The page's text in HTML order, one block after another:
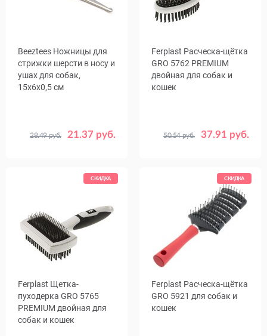
Beeztees Ножницы для
стрижки шерсти в носу и
ушах для собак,
15x6x0,5 см
21.37 руб.
28.49 руб.
Ferplast Расческа-щётка
GRO 5762 PREMIUM
двойная для собак и
кошек
37.91 руб.
50.54 руб.
СКИДКА
Ferplast Щетка-
пуходерка GRO 5765
PREMIUM двойная для
собак и кошек
СКИДКА
Ferplast Расческа-щётка
GRO 5921 для собак и
кошек